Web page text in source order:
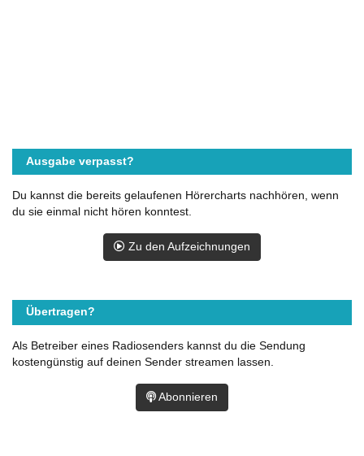
Ausgabe verpasst?
Du kannst die bereits gelaufenen Hörercharts nachhören, wenn
du sie einmal nicht hören konntest.
Zu den Aufzeichnungen
Übertragen?
Als Betreiber eines Radiosenders kannst du die Sendung
kostengünstig auf deinen Sender streamen lassen.
Abonnieren